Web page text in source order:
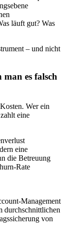
läuft gut? Was
– und nicht
es falsch
Wer ein
eine
eine
die Betreuung
Rate
Management
durchschnittlichen
von